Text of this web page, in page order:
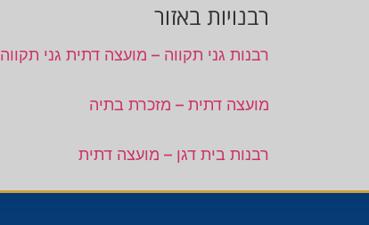
רבנויות באזור
רבנות גני תקווה – מועצה דתית גני תקווה
מועצה דתית – מזכרת בתיה
רבנות בית דגן – מועצה דתית